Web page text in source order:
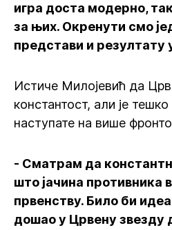
игра доста модерно,
за њих. Окренути смо
представи и резултату
Истиче Милојевић да
константост, али је
наступате на више
- Сматрам да
што јачина противника
првенству. Било би
дошао у Црвену звезду